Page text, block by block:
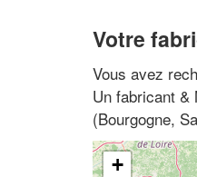
Votre
Vous avez
Un fabricant &
(Bourgogne,
+